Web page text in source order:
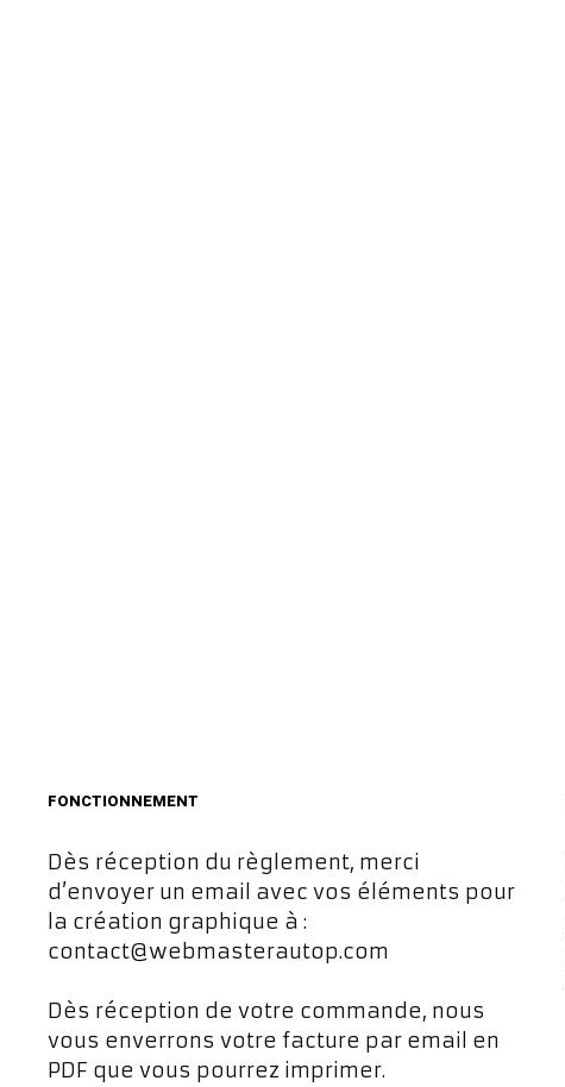
FONCTIONNEMENT
Dès réception du règlement, merci
d’envoyer un email avec vos éléments pour
la création graphique à :
contact@webmasterautop.com
Dès réception de votre commande, nous
vous enverrons votre facture par email en
PDF que vous pourrez imprimer.